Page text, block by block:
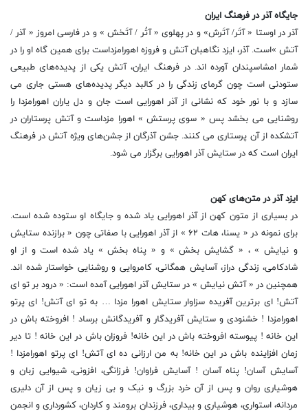
جایگاه آذر در فرهنگ ایران
آذر در اوستا « آتَر/ آتَرش» و در پهلوی « آتُر / آتَخش » و در فارسی امروز « آذر /
آتش »است. آذر، ایزد نگاهبان آتش و فروزه اهورامزداست برای همین گاه او را در
شمار امشاسپندان آورده اند. در فرهنگ ایران، آتش یکی از پدیده‌های طبیعی
ستودنی است چون گرمای زندگی را در کالبد دیگر پدیده‌های هستی جاری می
سازد و با نور خود که نشانی از آذر اهورایی است جان و دل یاران اهورامزدا را
روشنایی می بخشد پس « سوی پرستش » اهورا مزداست و آتش پرستاران در
آتشکده از آن پرستاری می کنند. جشن آذرگان از جشن‌های ویژه آتش در فرهنگ
ایران است که در ستایش آذر اهورایی برگزار می شود.
ایزد آذر در متن‌های کهن
در بسیاری از متون کهن از آذر اهورایی یاد شده و جایگاه او ستوده شده است.
برای نمونه در « یسنا، هات ۶۲ » از آذر اهورایی با صفاتی چون « برازنده ستایش
و نیایش » ، « گشایش بخش » و « پناه بخش » یاد شده است و از او
شادکامی، زندگی دراز، آسایش همگانی، کامروایی و روشنایی خواستار شده اند.
همچنین در « آتش نیایش » در ستایش آذر اهورایی آمده است: « درود بر تو ای
آتش! ای برترین آفریده سزاوار ستایش اهورا مزدا … به تو ای آتش! ای پرتو
اهورامزدا ! خشنودی و ستایش آفریدگار و آفریدگانش برساد ! افروخته باش در
این خانه ! پیوسته افروخته باش در این خانه! فروزان باش در این خانه ! تا دیر
زمان افزاینده باش در این خانه! به من ارزانی ده ای آتش! ای پرتو اهورامزدا !
آسایش آسان! پناه آسان ! آسایش فراوان! فرزانگی، افزونی، شیوایی زبان و
هوشیاری روان و پس از آن خرد بزرگ و نیک و بی زیان و پس از آن دلیری
مردانه، استواری، هوشیاری و بیداری، فرزندان برومند و کاردان، کشورداری و انجمن